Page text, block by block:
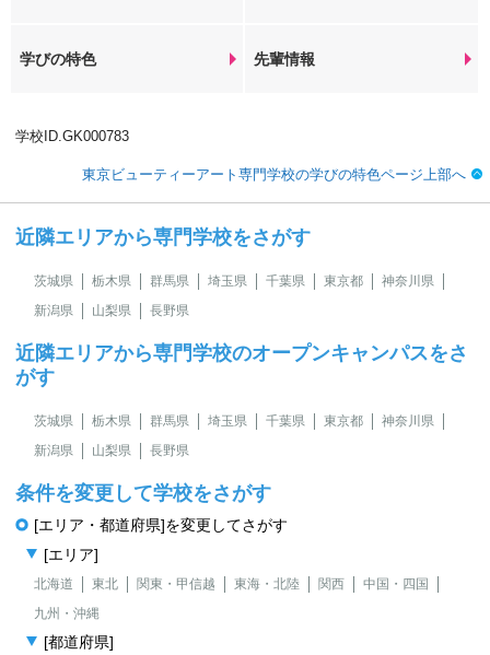
学びの特色 先輩情報
学校ID.GK000783
東京ビューティーアート専門学校の学びの特色ページ上部へ
近隣エリアから専門学校をさがす
茨城県 栃木県 群馬県 埼玉県 千葉県 東京都
神奈川県
新潟県
山梨県 長野県
近隣エリアから専門学校のオープンキャンパスをさ
がす
茨城県 栃木県 群馬県 埼玉県 千葉県 東京都
神奈川県
新潟県
山梨県 長野県
条件を変更して学校をさがす
[エリア・都道府県]を変更してさがす
[エリア]
北海道 東北 関東・甲信越 東海・北陸 関西
中国・四国
九州・沖縄
[都道府県]